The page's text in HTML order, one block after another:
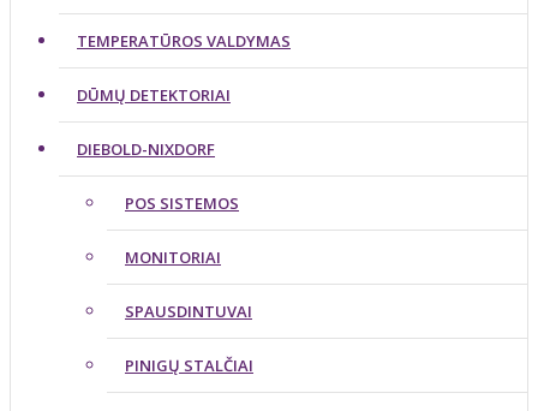
TEMPERATŪROS VALDYMAS
DŪMŲ DETEKTORIAI
DIEBOLD-NIXDORF
POS SISTEMOS
MONITORIAI
SPAUSDINTUVAI
PINIGŲ STALČIAI